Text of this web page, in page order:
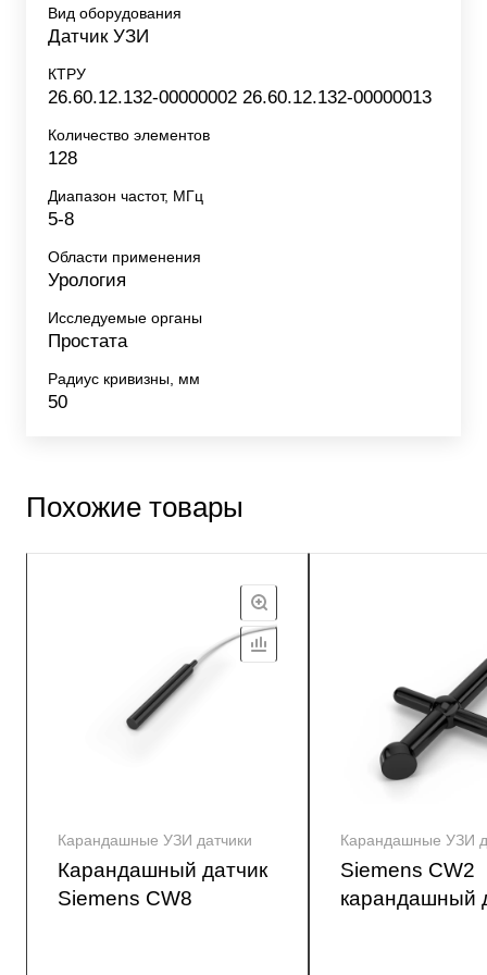
Вид оборудования
Датчик УЗИ
КТРУ
26.60.12.132-00000002 26.60.12.132-00000013
Количество элементов
128
Диапазон частот, МГц
5-8
Области применения
Урология
Исследуемые органы
Простата
Радиус кривизны, мм
50
Похожие товары
Карандашные УЗИ датчики
Карандашный датчик
Siemens CW8
Карандашные УЗИ
Siemens CW2
карандашный